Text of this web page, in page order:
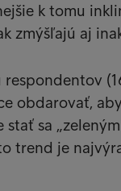
k tomu
zmýšľajú aj
obdarovať,
stať sa
trend je